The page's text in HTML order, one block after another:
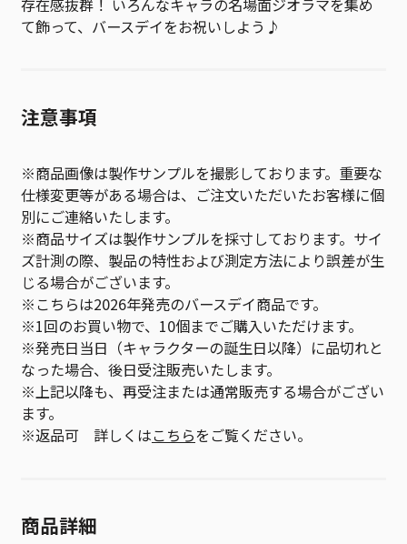
て飾って、バースデイをお祝いしよう♪
注意事項
※商品画像は製作サンプルを撮影しております。重要な
仕様変更等がある場合は、ご注文いただいたお客様に個
別にご連絡いたします。
※商品サイズは製作サンプルを採寸しております。サイ
ズ計測の際、製品の特性および測定方法により誤差が生
じる場合がございます。
※こちらは2026年発売のバースデイ商品です。
※1回のお買い物で、10個までご購入いただけます。
※発売日当日（キャラクターの誕生日以降）に品切れと
なった場合、後日受注販売いたします。
※上記以降も、再受注または通常販売する場合がござい
ます。
※返品可 詳しくはこちらをご覧ください。
商品詳細